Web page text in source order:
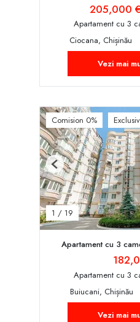
205,000 €
Apartament cu 3
Ciocana, Chișinău
Vezi mai
Comision 0%
1 / 19
Previous
Apartament cu 3
Apartament cu 3
Buiucani, Chișinău
Vezi mai